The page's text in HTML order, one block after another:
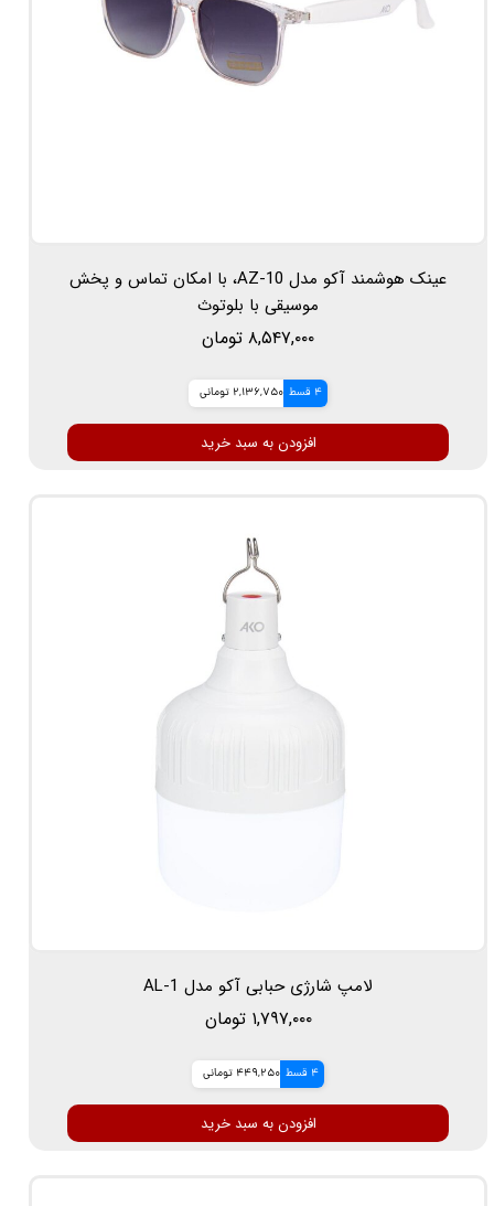
عینک هوشمند آکو مدل AZ-10، با امکان تماس و پخش
موسیقی با بلوتوث
۸,۵۴۷,۰۰۰ تومان
4 قسط 2,136,750 تومانی
افزودن به سبد خرید
لامپ شارژی حبابی آکو مدل AL-1
۱,۷۹۷,۰۰۰ تومان
4 قسط 449,250 تومانی
افزودن به سبد خرید